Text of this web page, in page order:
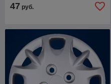
47 руб.